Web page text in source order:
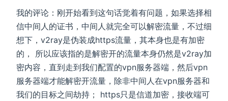
我的评论：刚开始看到这句话觉着有问题，如果选择相
信中间人的证书，中间人就完全可以解密流量，不过细
想下，v2ray是伪装成https流量，其本身也是有加密
的， 所以应该指的是解密开的流量本身仍然是v2ray加
密内容，直到走到我们配置的vpn服务器端，然后vpn
服务器端才能解密开流量，除非中间人在vpn服务器和
我们的目标之间劫持； https只是信道加密，接收端可